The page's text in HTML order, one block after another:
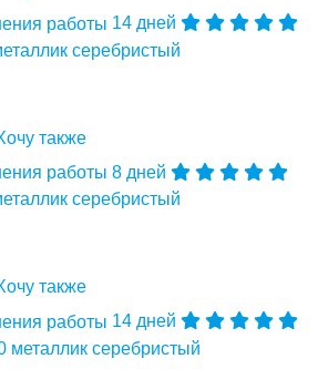
14 дней
серебристый
также
8 дней
серебристый
также
14 дней
металлик серебристый